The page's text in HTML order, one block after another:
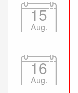
15
Aug.
16
Aug.